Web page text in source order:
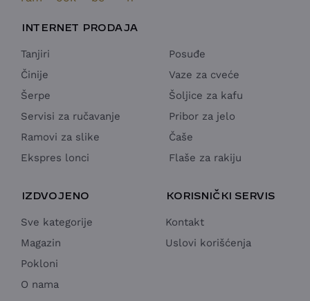
INTERNET PRODAJA
Tanjiri
Činije
Šerpe
Servisi za ručavanje
Ramovi za slike
Ekspres lonci
Posuđe
Vaze za cveće
Šoljice za kafu
Pribor za jelo
Čaše
Flaše za rakiju
IZDVOJENO
Sve kategorije
Magazin
Pokloni
O nama
KORISNIČKI SERVIS
Kontakt
Uslovi korišćenja